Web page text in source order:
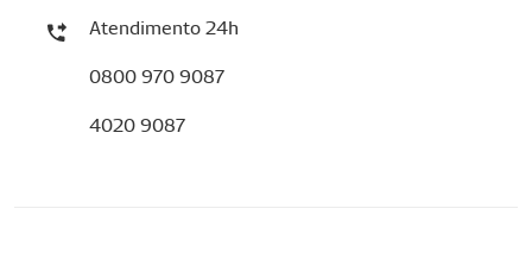
Atendimento 24h
0800 970 9087
4020 9087